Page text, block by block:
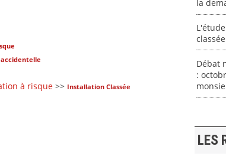
à risque >> Installation Classée
la
classée
Débat
:
LES